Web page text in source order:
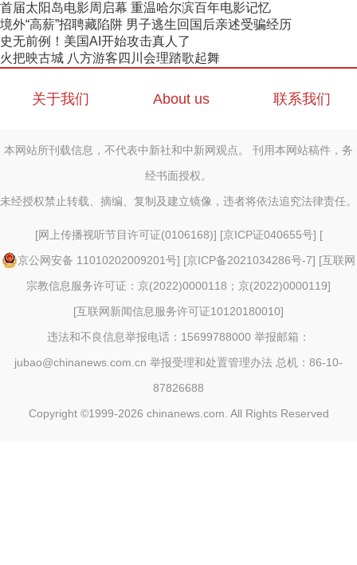
首届太阳岛电影周启幕 重温哈尔滨百年电影记忆
境外“高薪”招聘藏陷阱 男子逃生回国后亲述受骗经历
史无前例！美国AI开始攻击真人了
火把映古城 八方游客四川会理踏歌起舞
关于我们 About us 联系我们
本网站所刊载信息，不代表中新社和中新网观点。 刊用本网站稿件，务
经书面授权。
未经授权禁止转载、摘编、复制及建立镜像，违者将依法追究法律责任。
[网上传播视听节目许可证(0106168)] [京ICP证040655号] [
京公网安备 11010202009201号] [京ICP备2021034286号-7] [互联网
宗教信息服务许可证：京(2022)0000118；京(2022)0000119]
[互联网新闻信息服务许可证10120180010]
违法和不良信息举报电话：15699788000 举报邮箱：
jubao@chinanews.com.cn 举报受理和处置管理办法 总机：86-10-
87826688
Copyright ©1999-2026 chinanews.com. All Rights Reserved